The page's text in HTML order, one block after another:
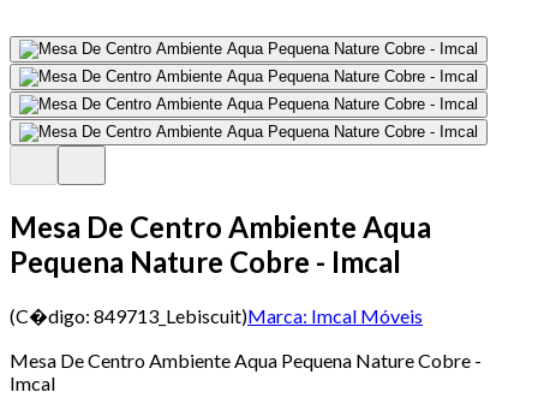
Mesa De Centro Ambiente Aqua
Pequena Nature Cobre - Imcal
(C�digo: 849713_Lebiscuit)Marca: Imcal Móveis
Mesa De Centro Ambiente Aqua Pequena Nature Cobre -
Imcal